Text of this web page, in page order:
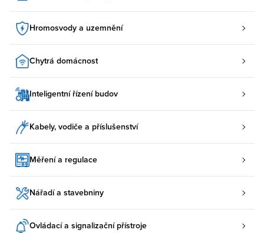
Hromosvody a uzemnění
Chytrá domácnost
Inteligentní řízení budov
Kabely, vodiče a příslušenství
Měření a regulace
Nářadí a stavebniny
Ovládací a signalizační přístroje